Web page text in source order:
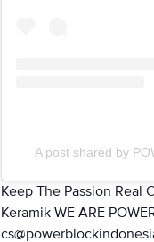
A post shared by
Keep The Passion Real
Keramik WE ARE